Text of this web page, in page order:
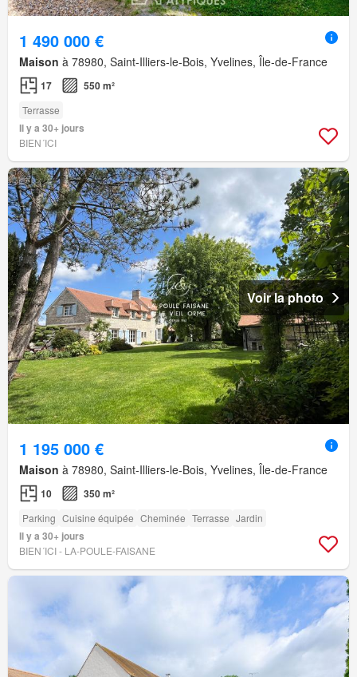
1 490 000 €
Maison à 78980, Saint-Illiers-le-Bois, Yvelines, Île-de-France
17 550 m²
Terrasse
Il y a 30+ jours
BIEN´ICI
Voir la photo
1 195 000 €
Maison à 78980, Saint-Illiers-le-Bois, Yvelines, Île-de-France
10 350 m²
Parking Cuisine équipée Cheminée Terrasse Jardin
Il y a 30+ jours
BIEN´ICI - LA-POULE-FAISANE